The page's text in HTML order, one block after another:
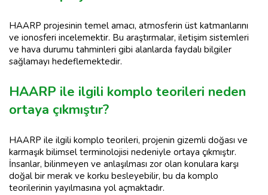
HAARP projesinin temel amacı, atmosferin üst katmanlarını
ve ionosferi incelemektir. Bu araştırmalar, iletişim sistemleri
ve hava durumu tahminleri gibi alanlarda faydalı bilgiler
sağlamayı hedeflemektedir.
HAARP ile ilgili komplo teorileri neden
ortaya çıkmıştır?
HAARP ile ilgili komplo teorileri, projenin gizemli doğası ve
karmaşık bilimsel terminolojisi nedeniyle ortaya çıkmıştır.
İnsanlar, bilinmeyen ve anlaşılması zor olan konulara karşı
doğal bir merak ve korku besleyebilir, bu da komplo
teorilerinin yayılmasına yol açmaktadır.